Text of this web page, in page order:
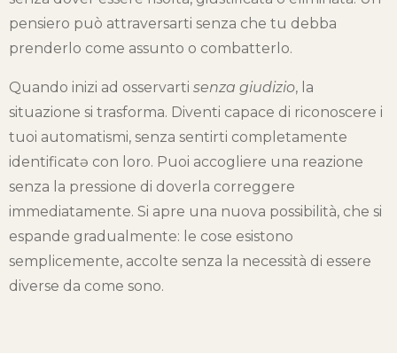
pensiero può attraversarti senza che tu debba
prenderlo come assunto o combatterlo.
Quando inizi ad osservarti senza giudizio, la
situazione si trasforma. Diventi capace di riconoscere i
tuoi automatismi, senza sentirti completamente
identificatə con loro. Puoi accogliere una reazione
senza la pressione di doverla correggere
immediatamente. Si apre una nuova possibilità, che si
espande gradualmente: le cose esistono
semplicemente, accolte senza la necessità di essere
diverse da come sono.